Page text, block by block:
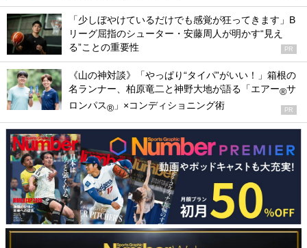
「少しぼやけているだけでも感覚が狂ってきます」B
リーグ屈指のシューター・安藤周人が明かす“見え
る”ことの重要性
PR
《山の神対談》「やっぱり“タイパ”がいい！」箱根の
名ランナー、柏原竜二と神野大地が語る「エアー®サ
ロンパス® 」×コンディショニング術 PR